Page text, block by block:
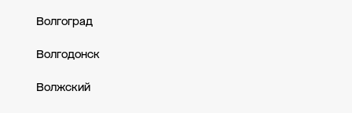
Волгоград
Волгодонск
Волжский